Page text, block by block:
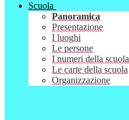
Scuola
Panoramica
Presentazione
I luoghi
Le persone
I numeri della scuola
Le carte della scuola
Organizzazione